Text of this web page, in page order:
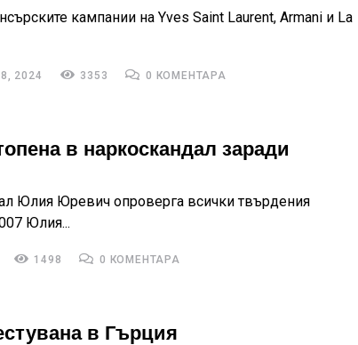
кампании на Yves Saint Laurent, Armani и La
2024 3353 0 КОМЕНТАРА
в наркоскандал заради
Юлия Юревич опроверга всички твърдения
Юлия...
1498 0 КОМЕНТАРА
в Гърция